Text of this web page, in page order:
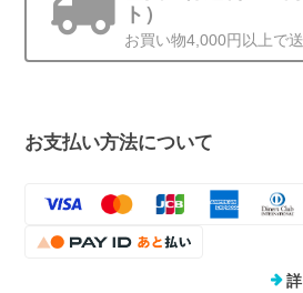
ト）
お買い物4,000円以上で
お支払い方法について